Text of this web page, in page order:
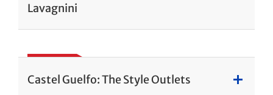
Lavagnini
Castel Guelfo: The Style Outlets